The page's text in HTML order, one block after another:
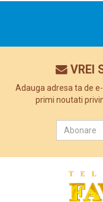
VREI
Adauga adresa ta de
primi noutati